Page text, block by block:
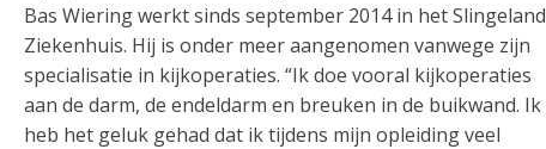
Bas Wiering werkt sinds september 2014 in het Slingeland
Ziekenhuis. Hij is onder meer aangenomen vanwege zijn
specialisatie in kijkoperaties. “Ik doe vooral kijkoperaties
aan de darm, de endeldarm en breuken in de buikwand. Ik
heb het geluk gehad dat ik tijdens mijn opleiding veel